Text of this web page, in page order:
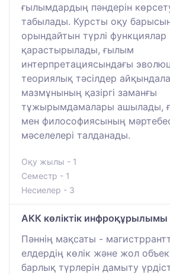
ғылымдардың пәндерін
табылады. Курсты оқу
орындайтын түрлі функциялар
қарастырылады, ғылым
интерпретациясындағы
теориялық тәсілдер
мазмұнының қазіргі заманғы
тұжырымдамалары ашылады,
мен философиясының
мәселелері талданады.
Оқу жылы - 1
Семестр - 1
Несиелер - 3
АКК көліктік инфроқұрылымы
Пәннің мақсаты -
елдердің көлік және жол
барлық түрлерін дамыту